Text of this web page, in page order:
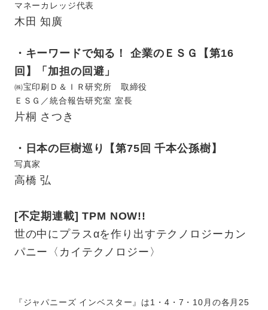
マネーカレッジ代表
木田 知廣
・キーワードで知る！ 企業のＥＳＧ【第16
回】「加担の回避」
㈱宝印刷Ｄ＆ＩＲ研究所 取締役
ＥＳＧ／統合報告研究室 室長
片桐 さつき
・日本の巨樹巡り【第75回 千本公孫樹】
写真家
高橋 弘
[不定期連載] TPM NOW!!
世の中にプラスαを作り出すテクノロジーカン
パニー〈カイテクノロジー〉
『ジャパニーズ インベスター』は1・4・7・10月の各月25